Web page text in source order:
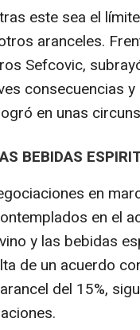
este sea el
aranceles.
Sefcovic,
consecuencias
en unas
BEBIDAS
en
en el
y las bebidas
de un acuerdo
del 15%,